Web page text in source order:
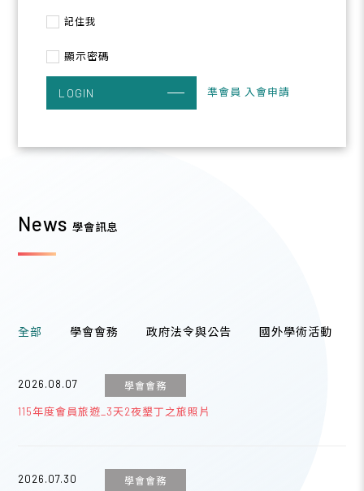
News學會訊息
全部 學會會務 政府法令與公告 國外學術活動
2026.08.07 學會會務
115年度會員旅遊_3天2夜墾丁之旅照片
2026.07.30 學會會務
記住我
顯示密碼
LOGIN 準會員 入會申請